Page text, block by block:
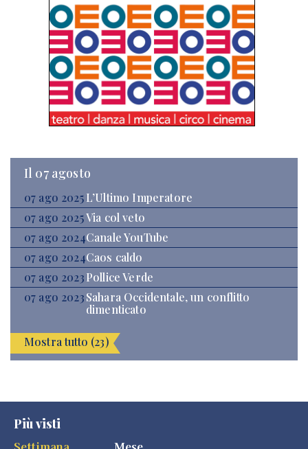
Il 07 agosto
07 ago 2025 L’Ultimo Imperatore
07 ago 2025Via col veto
07 ago 2024Canale YouTube
07 ago 2024Caos caldo
07 ago 2023Pollice Verde
07 ago 2023Sahara Occidentale, un conflitto
dimenticato
Mostra tutto (23)
Più visti